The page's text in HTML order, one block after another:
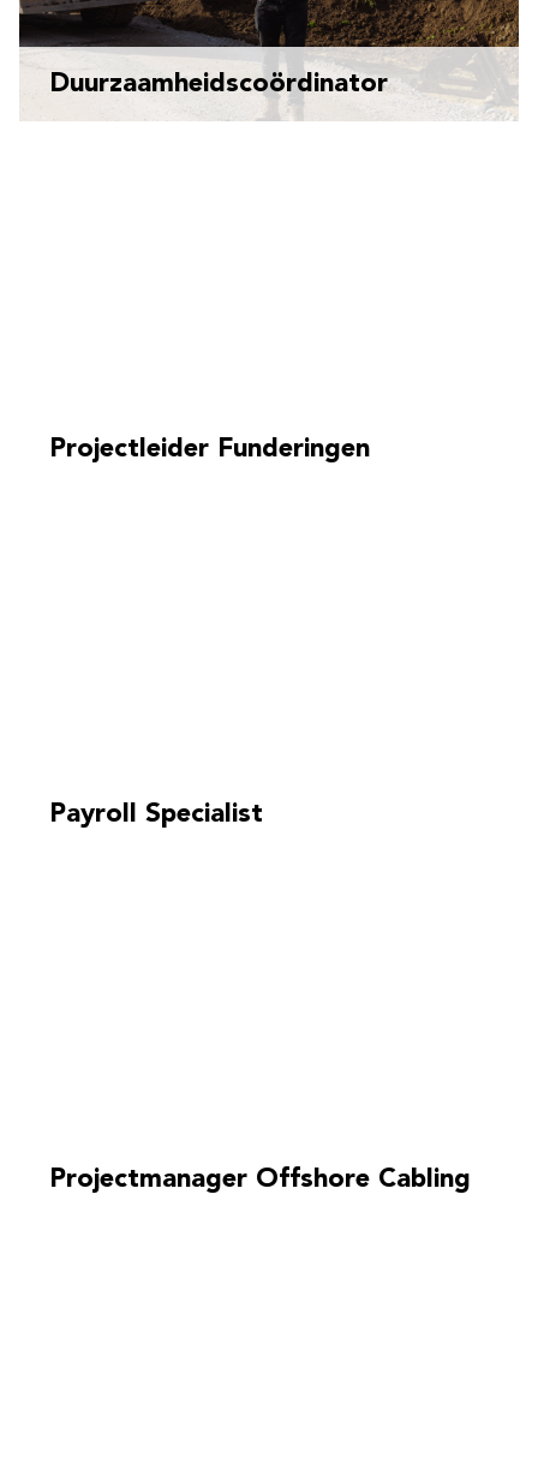
Duurzaamheidscoördinator
Projectleider Funderingen
Payroll Specialist
Projectmanager Offshore Cabling